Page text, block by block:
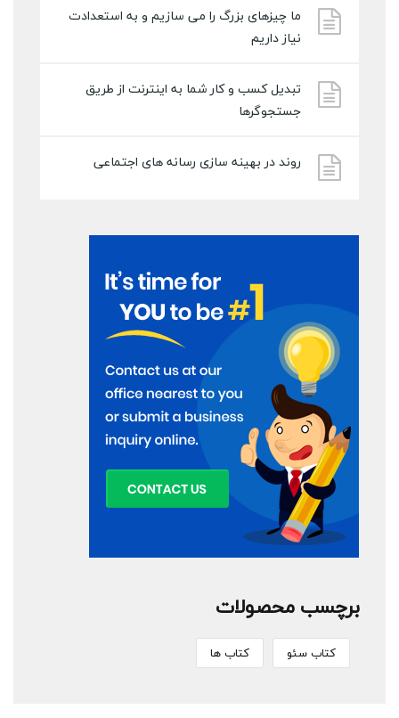
ما چیزهای بزرگ را می سازیم و به استعدادت
نیاز داریم
تبدیل کسب و کار شما به اینترنت از طریق
جستجوگرها
روند در بهینه سازی رسانه های اجتماعی
برچسب محصولات
کتاب سئو کتاب ها